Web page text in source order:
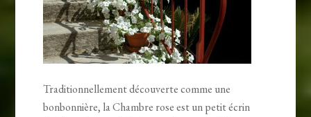
Traditionnellement découverte comme une
bonbonnière, la Chambre rose est un petit écrin